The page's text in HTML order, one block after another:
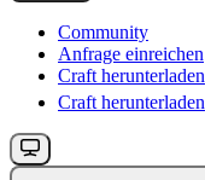
Community
Anfrage einreichen
Craft herunterladen
Craft herunterladen